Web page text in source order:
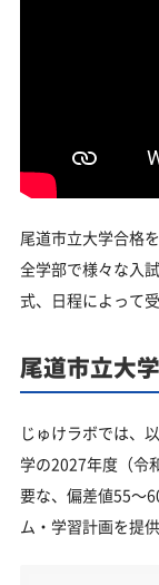
尾道市立大学合格
全学部で様々な入
式、日程によって
尾道市立大
じゅけラボでは、
学の2027年度（令
要な、偏差値55～
ム・学習計画を提